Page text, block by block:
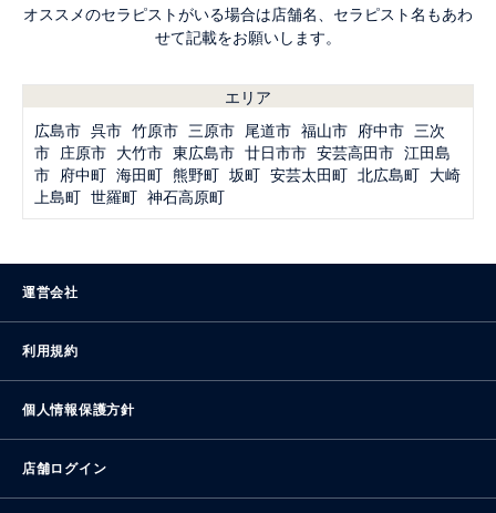
オススメのセラピストがいる場合は店舗名、セラピスト名もあわ
せて記載をお願いします。
エリア
広島市 呉市 竹原市 三原市 尾道市 福山市 府中市 三次
市 庄原市 大竹市 東広島市 廿日市市 安芸高田市 江田島
市 府中町 海田町 熊野町 坂町 安芸太田町 北広島町 大崎
上島町 世羅町 神石高原町
運営会社
利用規約
個人情報保護方針
店舗ログイン